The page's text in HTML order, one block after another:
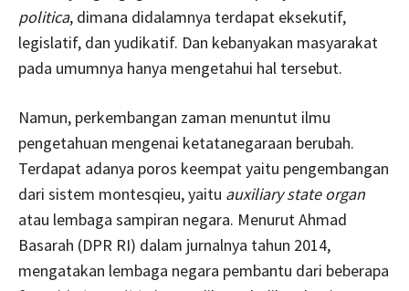
politica, dimana didalamnya terdapat eksekutif,
legislatif, dan yudikatif. Dan kebanyakan masyarakat
pada umumnya hanya mengetahui hal tersebut.
Namun, perkembangan zaman menuntut ilmu
pengetahuan mengenai ketatanegaraan berubah.
Terdapat adanya poros keempat yaitu pengembangan
dari sistem montesqieu, yaitu auxiliary state organ
atau lembaga sampiran negara. Menurut Ahmad
Basarah (DPR RI) dalam jurnalnya tahun 2014,
mengatakan lembaga negara pembantu dari beberapa